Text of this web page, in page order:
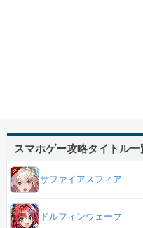
スマホゲー攻略タイトル一
サファイアスフィア
ドルフィンウェーブ